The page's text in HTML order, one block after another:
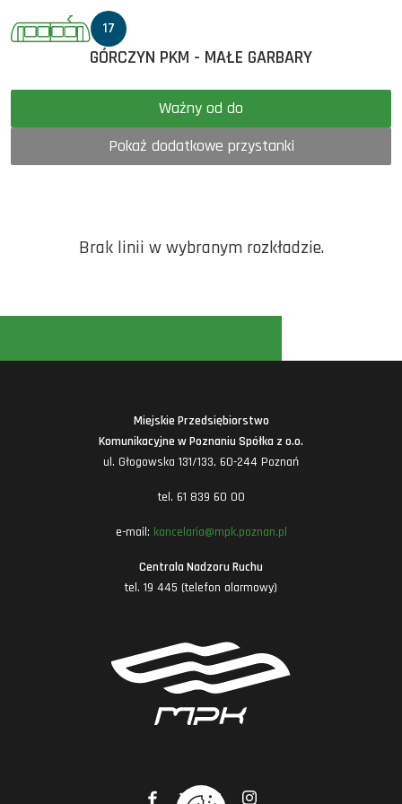
17
GÓRCZYN PKM - MAŁE GARBARY
Ważny od do
Pokaż dodatkowe przystanki
Brak linii w wybranym rozkładzie.
Miejskie Przedsiębiorstwo
Komunikacyjne w Poznaniu Spółka z o.o.
ul. Głogowska 131/133, 60-244 Poznań
tel. 61 839 60 00
e-mail: kancelaria@mpk.poznan.pl
Centrala Nadzoru Ruchu
tel. 19 445 (telefon alarmowy)